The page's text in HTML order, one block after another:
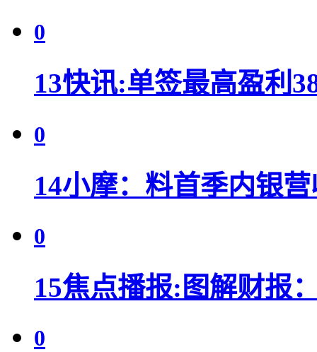
0
13快讯:单签最高盈利
0
14小摩：料首季内银
0
15焦点播报:图解财报
0